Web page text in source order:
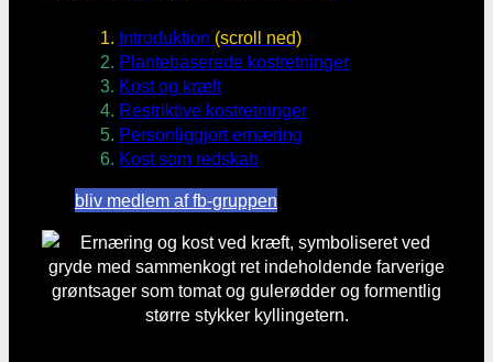
Introduktion (scroll ned)
Plantebaserede kostretninger
Kost og kræft
Restriktive kostretninger
Personliggjort ernæring
Kost som redskab
bliv medlem af fb-gruppen